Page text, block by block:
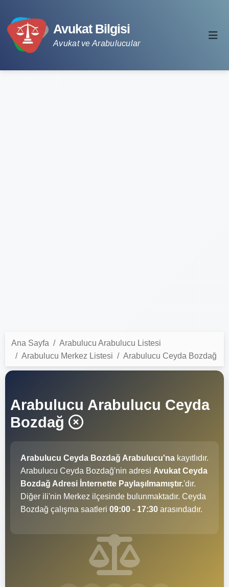
Avukat Bilgisi
Avukat ve Arabulucular
Ana Sayfa
Arabulucu Arabulucu Listesi
Arabulucu Merkez Listesi
Arabulucu Ceyda Bozdağ
Arabulucu Arabulucu Ceyda
Bozdağ
Arabulucu Ceyda Bozdağ Arabulucu'na kayıtlıdır.
Arabulucu Ceyda Bozdağ'nin adresi Avukat Ceyda
Bozdağ Adresi İnternette Paylaşılmamıştır.'dır.
Diğer ili'nin Merkez ilçesinde bulunmaktadır. Ceyda
Bozdağ çalışma saatleri 09:00 - 17:30 arasındadır.